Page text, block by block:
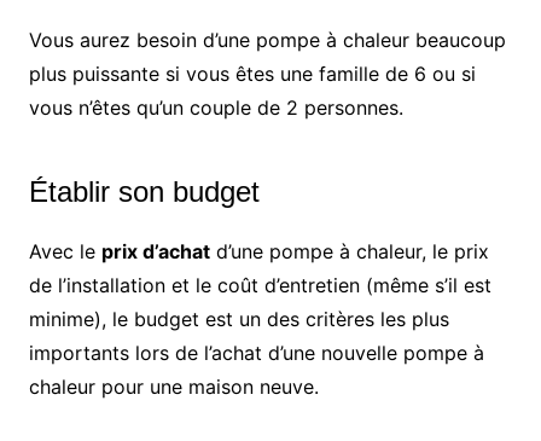
Vous aurez besoin d’une pompe à chaleur beaucoup
plus puissante si vous êtes une famille de 6 ou si
vous n’êtes qu’un couple de 2 personnes.
Établir son budget
Avec le prix d’achatd’une pompe à chaleur, le prix
de l’installation et le coût d’entretien (même s’il est
minime), le budget est un des critères les plus
importants lors de l’achat d’une nouvelle pompe à
chaleur pour une maison neuve.